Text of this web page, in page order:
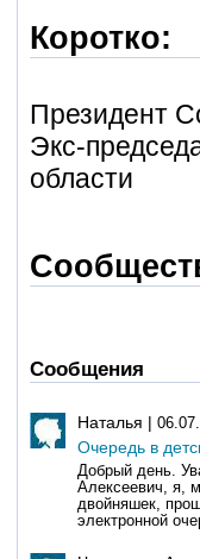
Коротко:
Президент
Экс-
области
Сообщения
Наталья |
Очередь в
Добрый день.
Алексеевич, я,
двойняшек,
электронной